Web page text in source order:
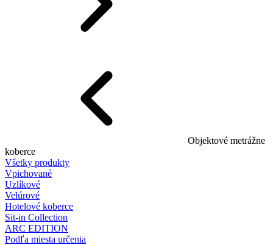
Objektové metrážne
koberce
Všetky produkty
Vpichované
Uzlíkové
Velúrové
Hotelové koberce
Sit-in Collection
ARC EDITION
Podľa miesta určenia